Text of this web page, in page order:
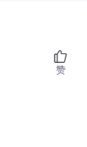
赞